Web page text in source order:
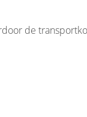
de